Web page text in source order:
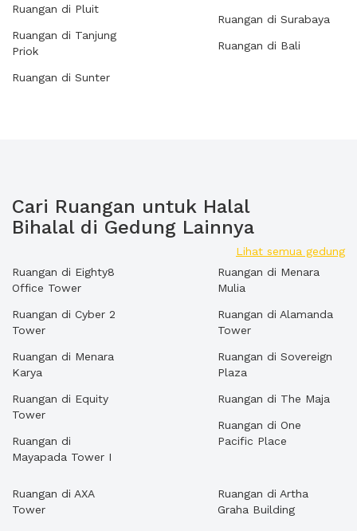
Ruangan di Pluit
Ruangan di Tanjung
Priok
Ruangan di Sunter
Ruangan di Surabaya
Ruangan di Bali
Cari Ruangan untuk Halal
Bihalal di Gedung Lainnya
Lihat semua gedung
Ruangan di Eighty8
Office Tower
Ruangan di Cyber 2
Tower
Ruangan di Menara
Karya
Ruangan di Equity
Tower
Ruangan di
Mayapada Tower I
Ruangan di Menara
Mulia
Ruangan di Alamanda
Tower
Ruangan di Sovereign
Plaza
Ruangan di The Maja
Ruangan di One
Pacific Place
Ruangan di AXA
Tower
Ruangan di Artha
Graha Building